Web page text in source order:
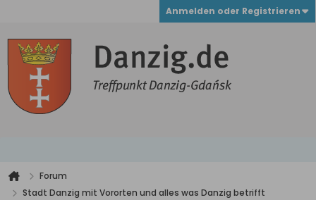
Anmelden oder Registrieren
Forum
Stadt Danzig mit Vororten und alles was Danzig betrifft